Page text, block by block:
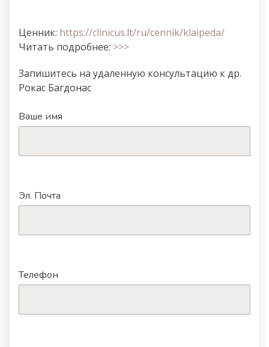
Ценник: https://clinicus.lt/ru/cennik/klaipeda/
Читать подробнее: >>>
Запишитесь на удаленную консультацию к др.
Рокас Багдонас
Ваше имя
Эл. Почта
Телефон